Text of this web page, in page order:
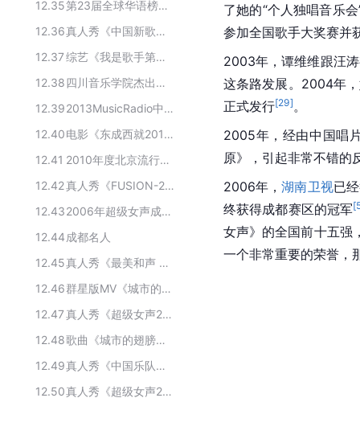
12.35
第23届全球华语榜中榜获奖者
12.36
真人秀《中国新歌声第二季》的主要参演人员
12.37
综艺《我是歌手第一季》的主要嘉宾
12.38
四川音乐学院杰出校友
12.39
2013MusicRadio中国获奖者
12.40
电影《东成西就2011》主要演职员
12.41
2010年度北京流行音乐典礼年度金曲奖获得者
12.42
真人秀《FUSION-2007海外双语春晚》主要演员
12.43
2006年超级女声成都唱区10强选手
12.44 成都名人
12.45
真人秀《最美和声 第三季》主要演职员
12.46
群星版MV《城市的翅膀》主要演职人员
12.47
真人秀《超级女声2006》主要演员
12.48
歌曲《城市的翅膀》的演唱者
12.49
真人秀《中国乐队》的全部演职员
12.50
真人秀《超级女声2006》的主要参演人员
了她的“个人独唱音乐会
参加全国歌手大奖赛并
2003年，谭维维跟汪
这条路发展。2004年
正式发行[29]。
2005年，经由中国唱
原》，引起非常不错的
2006年，湖南卫视已
终获得成都赛区的冠军[
女声》的全国前十五强
一个非常重要的荣誉，